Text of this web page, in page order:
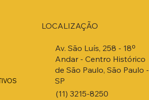
Av. São Luís, 258 - 18º
Andar - Centro Histórico
de São Paulo, São Paulo -
SP
(11) 3215-8250
LOCALIZAÇÃO